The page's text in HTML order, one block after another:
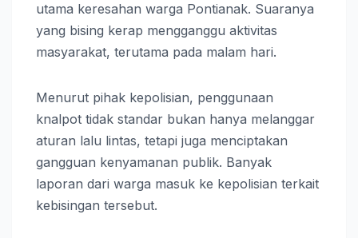
utama keresahan warga Pontianak. Suaranya
yang bising kerap mengganggu aktivitas
masyarakat, terutama pada malam hari.
Menurut pihak kepolisian, penggunaan
knalpot tidak standar bukan hanya melanggar
aturan lalu lintas, tetapi juga menciptakan
gangguan kenyamanan publik. Banyak
laporan dari warga masuk ke kepolisian terkait
kebisingan tersebut.